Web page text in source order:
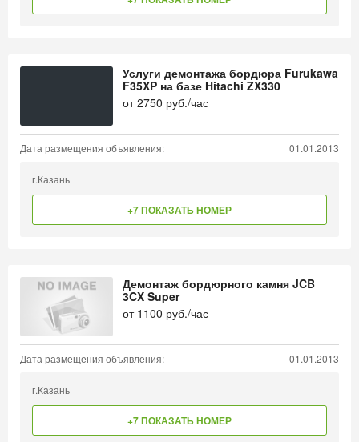
Услуги демонтажа бордюра Furukawa
F35XP на базе Hitachi ZX330
от2750 руб./час
Дата размещения объявления: 01.01.2013
г.Казань
+7 ПОКАЗАТЬ НОМЕР
Демонтаж бордюрного камня JCB
3CX Super
от 1100 руб./час
Дата размещения объявления: 01.01.2013
г.Казань
+7 ПОКАЗАТЬ НОМЕР